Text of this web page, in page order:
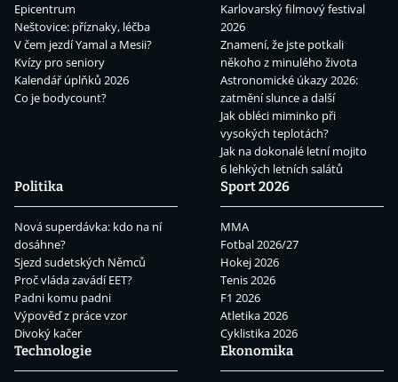
Epicentrum
Neštovice: příznaky, léčba
V čem jezdí Yamal a Mesii?
Kvízy pro seniory
Kalendář úplňků 2026
Co je bodycount?
Karlovarský filmový festival
2026
Znamení, že jste potkali
někoho z minulého života
Astronomické úkazy 2026:
zatmění slunce a další
Jak obléci miminko při
vysokých teplotách?
Jak na dokonalé letní mojito
6 lehkých letních salátů
Politika
Nová superdávka: kdo na ní
dosáhne?
Sjezd sudetských Němců
Proč vláda zavádí EET?
Padni komu padni
Výpověď z práce vzor
Divoký kačer
Sport 2026
MMA
Fotbal 2026/27
Hokej 2026
Tenis 2026
F1 2026
Atletika 2026
Cyklistika 2026
Technologie
Ekonomika